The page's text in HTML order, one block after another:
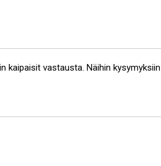
kaipaisit vastausta. Näihin kysymyksiin